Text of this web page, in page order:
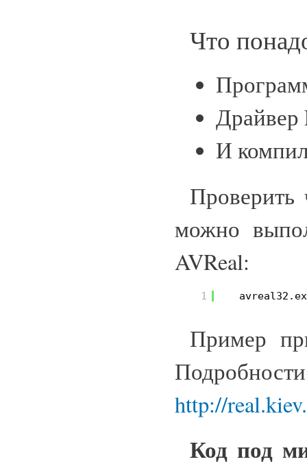
Что
И
Проверить
можно
AVReal:
1
Пример
http://
Код под